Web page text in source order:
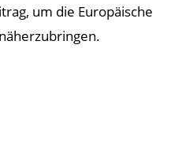
um die Europäische